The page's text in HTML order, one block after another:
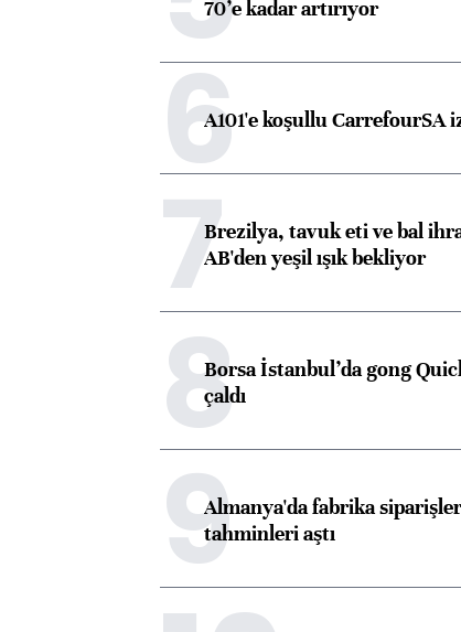
70’e kadar artırıyor
6A101'e koşullu CarrefourSA
7Brezilya, tavuk eti ve bal
AB'den yeşil ışık bekliyor
8Borsa İstanbul’da gong
çaldı
9Almanya'da fabrika
tahminleri aştı